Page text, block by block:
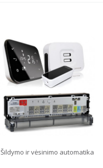
Šildymo ir vėsinimo automatika